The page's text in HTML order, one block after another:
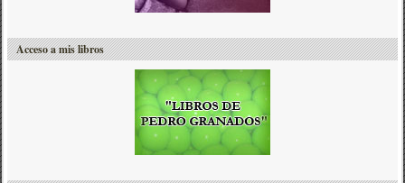
Acceso a mis libros